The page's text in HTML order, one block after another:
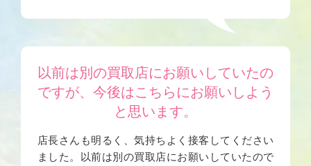
以前は別の買取店にお願いしていたの
ですが、今後はこちらにお願いしよう
と思います。
店長さんも明るく、気持ちよく接客してください
ました。以前は別の買取店にお願いしていたので